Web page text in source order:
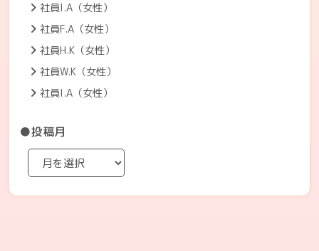
社員I.A（女性）
社員F.A（女性）
社員H.K（女性）
社員W.K（女性）
社員I.A（女性）
●投稿月